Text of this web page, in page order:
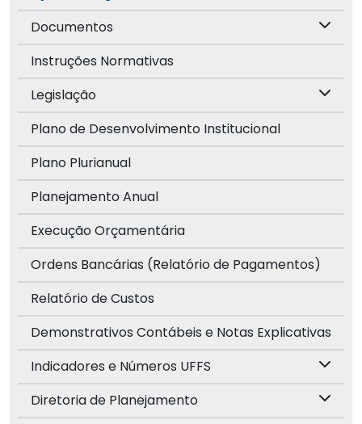
Documentos
Instruções Normativas
Legislação
Plano de Desenvolvimento Institucional
Plano Plurianual
Planejamento Anual
Execução Orçamentária
Ordens Bancárias (Relatório de Pagamentos)
Relatório de Custos
Demonstrativos Contábeis e Notas Explicativas
Indicadores e Números UFFS
Diretoria de Planejamento